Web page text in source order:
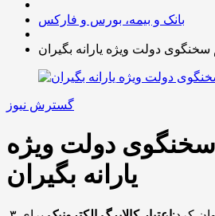
بانک و بیمه، بورس و فارکس
دولت ویژه یارانه بگیران
گسترش نیوز
دولت ویژه
یارانه بگیران